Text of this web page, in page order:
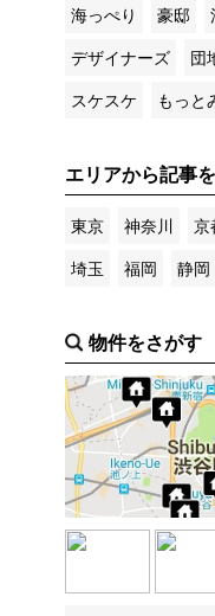
海っぺり
豪邸
デザイナーズ
団
スケスケ
もっ
エリアから記事
東京 神奈川 京
埼玉
福岡 静岡
物件をさがす